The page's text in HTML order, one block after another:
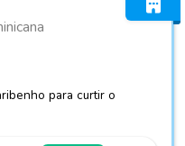
para curtir o